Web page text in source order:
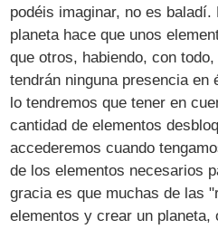
podéis imaginar, no es
planeta hace que unos
que otros, habiendo, con
tendrán ninguna presencia
lo tendremos que tener en
cantidad de elementos
accederemos cuando
de los elementos necesarios
gracia es que muchas de las
elementos y crear un planeta,